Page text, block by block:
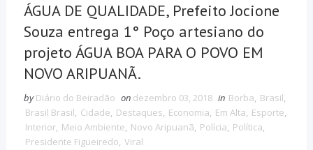
ÁGUA DE QUALIDADE, Prefeito Jocione
Souza entrega 1° Poço artesiano do
projeto ÁGUA BOA PARA O POVO EM
NOVO ARIPUANÃ.
by Diário do Beiradão on dezembro 03, 2018 in Borba, Brasil,
Brasil Brasil, Cidade, Destaques, Economia, Em Alta, Esporte,
Interior, Meio Ambiente, Novo Aripuanã, Polícia, Política,
Presidente Figueiredo, Viral